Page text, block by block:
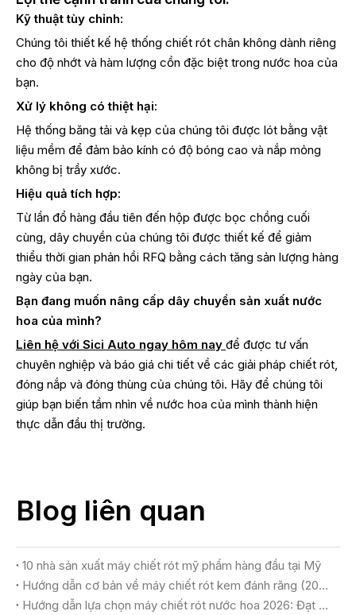
Kỹ thuật tùy chỉnh:
Chúng tôi thiết kế hệ thống chiết rót chân không dành riêng
cho độ nhớt và hàm lượng cồn đặc biệt trong nước hoa của
bạn.
Xử lý không có thiệt hại:
Hệ thống băng tải và kẹp của chúng tôi được lót bằng vật
liệu mềm để đảm bảo kính có độ bóng cao và nắp mỏng
không bị trầy xước.
Hiệu quả tích hợp:
Từ lần đổ hàng đầu tiên đến hộp được bọc chồng cuối
cùng, dây chuyền của chúng tôi được thiết kế để giảm
thiểu thời gian phản hồi RFQ bằng cách tăng sản lượng hàng
ngày của bạn.
Bạn đang muốn nâng cấp dây chuyền sản xuất nước
hoa của mình?
Liên hệ với Sici Auto ngay hôm nay để được tư vấn
chuyên nghiệp và báo giá chi tiết về các giải pháp chiết rót,
đóng nắp và đóng thùng của chúng tôi. Hãy để chúng tôi
giúp bạn biến tầm nhìn về nước hoa của mình thành hiện
thực dẫn đầu thị trường.
Blog liên quan
10 nhà sản xuất máy chiết rót mỹ phẩm hàng đầu tại Mỹ
Hướng dẫn cơ bản về máy chiết rót kem đánh răng (2026)
Hướng dẫn lựa chọn máy chiết rót nước hoa 2026: Đạt được chất lượng sang trọng và năng suất tối đa